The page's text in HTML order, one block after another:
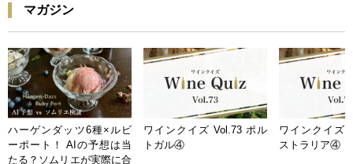
マガジン
ハーゲンダッツ6種×ルビ
ーポート！ AIの予想は当
たる？ソムリエが実際に合
ワインクイズ Vol.73 ポル
トガル④
ワインクイズ
ストラリア④